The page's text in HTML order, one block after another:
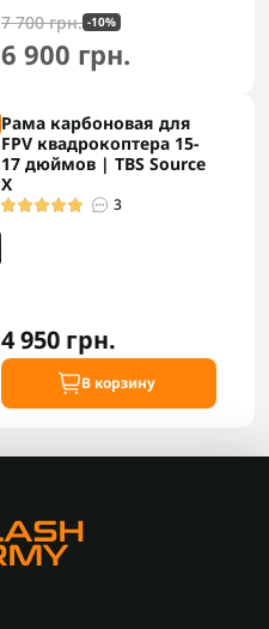
7 700 грн. -10%
6 900 грн.
Рама карбоновая для
FPV квадрокоптера 15-
17 дюймов | TBS Source
X
3
4 950 грн.
В корзину